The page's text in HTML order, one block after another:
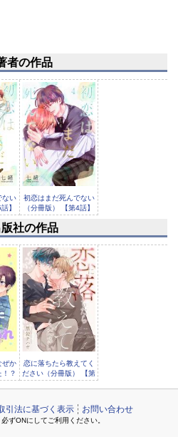
者の作品
ない
】
初恋はまだ死んでない
（分冊版） 【第4話】
版社の作品
ぜか
？
話
恋に落ちたら教えてく
ださい（分冊版） 【第
1話】
引法に基づく表示 お問い合わせ
ずONにしてご利用ください。